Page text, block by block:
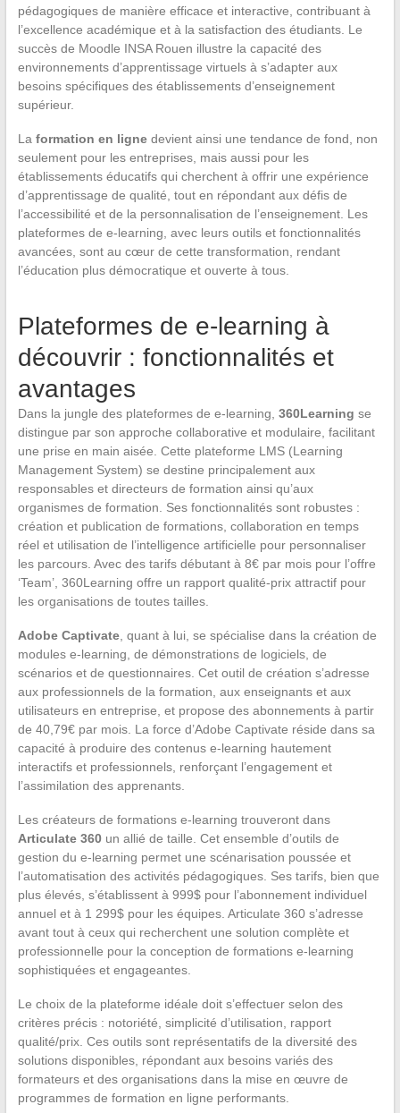
pédagogiques de manière efficace et interactive, contribuant à
l’excellence académique et à la satisfaction des étudiants. Le
succès de Moodle INSA Rouen illustre la capacité des
environnements d’apprentissage virtuels à s’adapter aux
besoins spécifiques des établissements d’enseignement
supérieur.
La formation en lignedevient ainsi une tendance de fond, non
seulement pour les entreprises, mais aussi pour les
établissements éducatifs qui cherchent à offrir une expérience
d’apprentissage de qualité, tout en répondant aux défis de
l’accessibilité et de la personnalisation de l’enseignement. Les
plateformes de e-learning, avec leurs outils et fonctionnalités
avancées, sont au cœur de cette transformation, rendant
l’éducation plus démocratique et ouverte à tous.
Plateformes de e-learning à
découvrir : fonctionnalités et
avantages
Dans la jungle des plateformes de e-learning, 360Learning se
distingue par son approche collaborative et modulaire, facilitant
une prise en main aisée. Cette plateforme LMS (Learning
Management System) se destine principalement aux
responsables et directeurs de formation ainsi qu’aux
organismes de formation. Ses fonctionnalités sont robustes :
création et publication de formations, collaboration en temps
réel et utilisation de l’intelligence artificielle pour personnaliser
les parcours. Avec des tarifs débutant à 8€ par mois pour l’offre
‘Team’, 360Learning offre un rapport qualité-prix attractif pour
les organisations de toutes tailles.
Adobe Captivate, quant à lui, se spécialise dans la création de
modules e-learning, de démonstrations de logiciels, de
scénarios et de questionnaires. Cet outil de création s’adresse
aux professionnels de la formation, aux enseignants et aux
utilisateurs en entreprise, et propose des abonnements à partir
de 40,79€ par mois. La force d’Adobe Captivate réside dans sa
capacité à produire des contenus e-learning hautement
interactifs et professionnels, renforçant l’engagement et
l’assimilation des apprenants.
Les créateurs de formations e-learning trouveront dans
Articulate 360un allié de taille. Cet ensemble d’outils de
gestion du e-learning permet une scénarisation poussée et
l’automatisation des activités pédagogiques. Ses tarifs, bien que
plus élevés, s’établissent à 999$ pour l’abonnement individuel
annuel et à 1 299$ pour les équipes. Articulate 360 s’adresse
avant tout à ceux qui recherchent une solution complète et
professionnelle pour la conception de formations e-learning
sophistiquées et engageantes.
Le choix de la plateforme idéale doit s’effectuer selon des
critères précis : notoriété, simplicité d’utilisation, rapport
qualité/prix. Ces outils sont représentatifs de la diversité des
solutions disponibles, répondant aux besoins variés des
formateurs et des organisations dans la mise en œuvre de
programmes de formation en ligne performants.